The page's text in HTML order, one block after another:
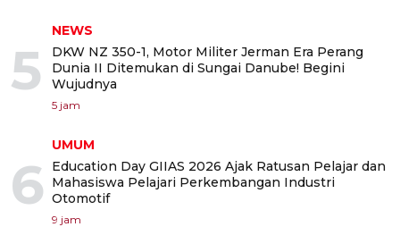
5
NEWS
DKW NZ 350-1, Motor Militer Jerman Era Perang
Dunia II Ditemukan di Sungai Danube! Begini
Wujudnya
5 jam
6
UMUM
Education Day GIIAS 2026 Ajak Ratusan Pelajar dan
Mahasiswa Pelajari Perkembangan Industri
Otomotif
9 jam